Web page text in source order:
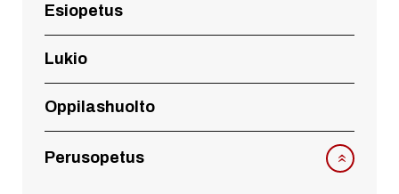
Esiopetus
Lukio
Oppilashuolto
Perusopetus